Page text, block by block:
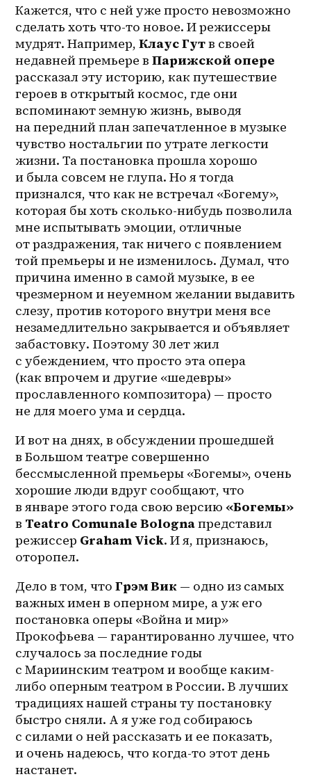
Кажется, что с ней уже просто невозможно
сделать хоть что-то новое. И режиссеры
мудрят. Например, Клаус Гут в своей
недавней премьере в Парижской опере
рассказал эту историю, как путешествие
героев в открытый космос, где они
вспоминают земную жизнь, выводя
на передний план запечатленное в музыке
чувство ностальгии по утрате легкости
жизни. Та постановка прошла хорошо
и была совсем не глупа. Но я тогда
признался, что как не встречал «Богему»,
которая бы хоть сколько-нибудь позволила
мне испытывать эмоции, отличные
от раздражения, так ничего с появлением
той премьеры и не изменилось. Думал, что
причина именно в самой музыке, в ее
чрезмерном и неуемном желании выдавить
слезу, против которого внутри меня все
незамедлительно закрывается и объявляет
забастовку. Поэтому 30 лет жил
с убеждением, что просто эта опера
(как впрочем и другие «шедевры»
прославленного композитора) — просто
не для моего ума и сердца.
И вот на днях, в обсуждении прошедшей
в Большом театре совершенно
бессмысленной премьеры «Богемы», очень
хорошие люди вдруг сообщают, что
в январе этого года свою версию «Богемы»
в Teatro Comunale Bologna​ представил
режиссер Graham Vick. И я, признаюсь,
оторопел.
Дело в том, что Грэм Вик — одно из самых
важных имен в оперном мире, а уж его
постановка оперы «Война и мир»
Прокофьева — гарантированно лучшее, что
случалось за последние годы
с Мариинским театром и вообще каким-
либо оперным театром в России. В лучших
традициях нашей страны ту постановку
быстро сняли. А я уже год собираюсь
с силами о ней рассказать и ее показать,
и очень надеюсь, что когда-то этот день
настанет.